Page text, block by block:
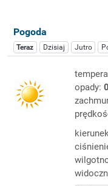
Pogoda
Teraz Dzisiaj Jutro
opady: